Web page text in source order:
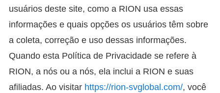
usuários deste site, como a RION usa essas
informações e quais opções os usuários têm sobre
a coleta, correção e uso dessas informações.
Quando esta Política de Privacidade se refere à
RION, a nós ou a nós, ela inclui a RION e suas
afiliadas. Ao visitar https://rion-svglobal.com/, você